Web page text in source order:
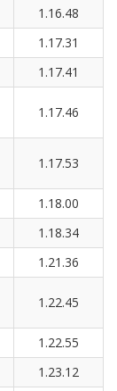
1.16.48
1.17.31
1.17.41
1.17.46
1.17.53
1.18.00
1.18.34
1.21.36
1.22.45
1.22.55
1.23.12